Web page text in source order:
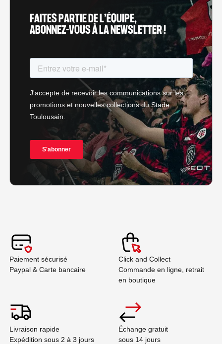
FAITES PARTIE DE L’ÉQUIPE,
ABONNEZ-VOUS À LA NEWSLETTER !
Paiement sécurisé
Paypal & Carte bancaire
Click and Collect
Commande en ligne, retrait
en boutique
Livraison rapide
Expédition sous 2 à 3 jours
Échange gratuit
sous 14 jours